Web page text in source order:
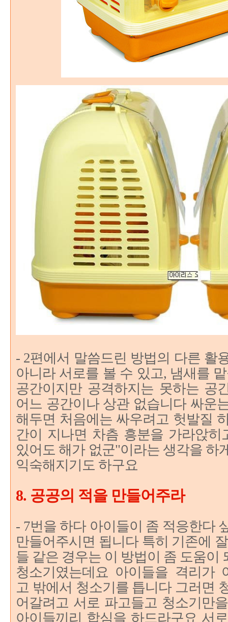
- 2편에서 말씀드린 방법의 다른 활
아니라 서로를 볼 수 있고, 냄새를
공간이지만 공격하지는 못하는 공
어느 공간이나 상관 없습니다 싸운
해두면 처음에는 싸우려고 헛발질
간이 지나면 차츰 흥분을 가라앉
있어도 해가 없군"이라는 생각을 하
익숙해지기도 하구요
8. 공공의 적을 만들어주라
- 7번을 하다 아이들이 좀 적응한다
만들어주시면 됩니다 특히 기존에
들 같은 경우는 이 방법이 좀 도움이
청소기였는데요 아이들을 격리가
고 밖에서 청소기를 틉니다 그러면
어갈려고 서로 파고들고 청소기만
아이들끼리 합심을 하드라구요 서